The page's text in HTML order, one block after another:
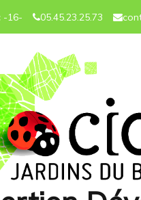
-16- 05.45.23.25.73